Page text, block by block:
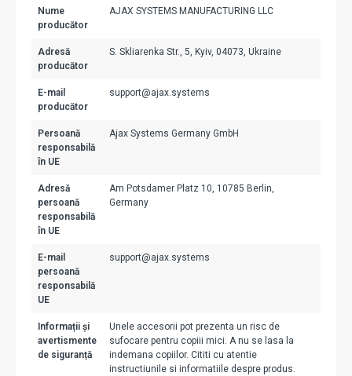
Nume
producător
AJAX SYSTEMS MANUFACTURING LLC
Adresă
producător
S. Skliarenka Str., 5, Kyiv, 04073, Ukraine
E-mail
producător
support@ajax.systems
Persoană
responsabilă
în UE
Ajax Systems Germany GmbH
Adresă
persoană
responsabilă
în UE
Am Potsdamer Platz 10, 10785 Berlin,
Germany
E-mail
persoană
responsabilă
UE
support@ajax.systems
Informații și
avertismente
de siguranță
Unele accesorii pot prezenta un risc de
sufocare pentru copiii mici. A nu se lasa la
indemana copiilor. Cititi cu atentie
instructiunile si informatiile despre produs.